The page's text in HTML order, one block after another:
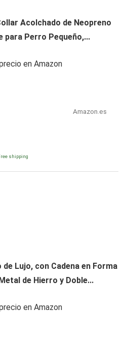
Acolchado de Neopreno
para Perro Pequeño,...
en Amazon
Amazon.es
shipping
Lujo, con Cadena en Forma
de Hierro y Doble...
en Amazon